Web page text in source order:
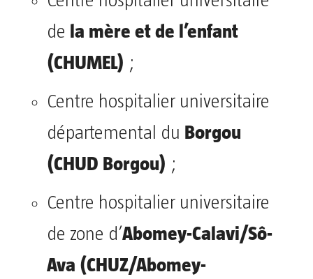
de la mère et de l’enfant
(CHUMEL) ;
Centre hospitalier universitaire
départemental du Borgou
(CHUD Borgou) ;
Centre hospitalier universitaire
de zone d’Abomey-Calavi/Sô-
Ava (CHUZ/Abomey-